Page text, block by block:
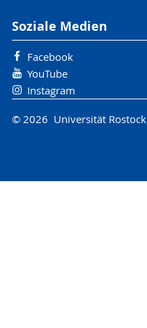
Soziale Medien
Facebook
YouTube
Instagram
© 2026 Universität Rostock